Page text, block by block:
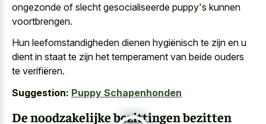
ongezonde of slecht gesocialiseerde puppy's kunnen
voortbrengen.
Hun leefomstandigheden dienen hygiënisch te zijn en u
dient in staat te zijn het temperament van beide ouders
te verifiëren.
Suggestion: Puppy Schapenhonden
De noodzakelijke bezittingen bezitten